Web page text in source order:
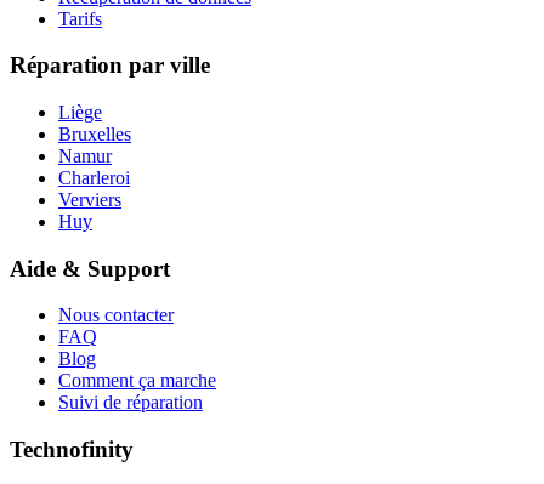
Tarifs
Réparation par ville
Liège
Bruxelles
Namur
Charleroi
Verviers
Huy
Aide & Support
Nous contacter
FAQ
Blog
Comment ça marche
Suivi de réparation
Technofinity